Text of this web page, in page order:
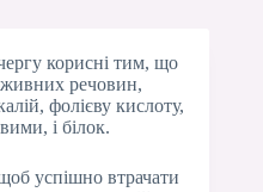
корисні тим, що
речовин,
фолієву кислоту,
і білок.
успішно втрачати